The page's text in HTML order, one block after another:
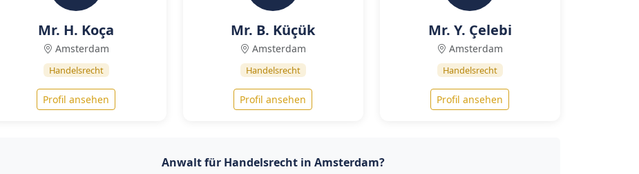
Mr. H. Koça
Amsterdam
Handelsrecht
Profil ansehen
Mr. B. Küçük
Amsterdam
Handelsrecht
Profil ansehen
Mr. Y. Çelebi
Amsterdam
Handelsrecht
Profil ansehen
Anwalt für Handelsrecht in Amsterdam?